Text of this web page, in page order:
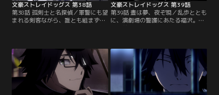
文豪ストレイドッグス 第38話
第38話 孤剣士と名探偵／軍警にも望
まれる剣客ながら、誰とも組まず一
長が暗殺されてしまったのだ。現場
では、すでに犯人が捕らえられてい
たが、福沢はその状況に違和感を覚
える。そこに、事務見習いの面接を
受ける予定だったという学生帽の少
年がやって来て…。
文豪ストレイドッグス 第39話
第39話 晝は夢、夜ぞ現／乱歩ととも
に、演劇場の警護にあたる福沢。自
分の前職を見抜いた乱歩の類まれな
幼さに業を煮やした福沢は、彼の
「異能力」が自在にコントロールで
きる道具だと嘘をつき、ありふれた
眼鏡を与える。「僕にはもう見えて
いるんだよ。敵の狙いも計画も全
部」。だが、事件は…。